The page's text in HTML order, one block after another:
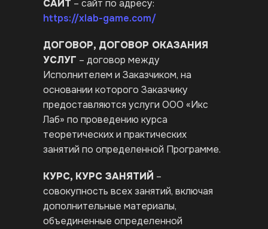
САЙТ – сайт по адресу:
https://xlab-game.com/
ДОГОВОР, ДОГОВОР ОКАЗАНИЯ
УСЛУГ – договор между
Исполнителем и Заказчиком, на
основании которого Заказчику
предоставляются услуги ООО «Икс
Лаб» по проведению курса
теоретических и практических
занятий по определенной Программе.
КУРС, КУРС ЗАНЯТИЙ –
совокупность всех занятий, включая
дополнительные материалы,
объединенные определенной